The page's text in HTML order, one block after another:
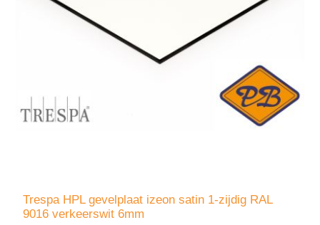
Trespa HPL gevelplaat izeon satin 1-zijdig RAL
9016 verkeerswit 6mm